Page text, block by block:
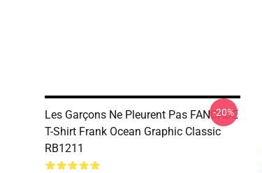
Les Garçons Ne Pleurent Pas FANCADE
T-Shirt Frank Ocean Graphic Classic
RB1211
-20%